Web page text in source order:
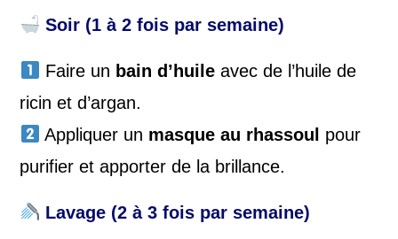
Soir (1 à 2 fois par semaine)
Faire un bain d’huile avec de l’huile de
ricin et d’argan.
Appliquer un masque au rhassoul
pour
purifier et apporter de la brillance.
Lavage (2 à 3 fois par semaine)